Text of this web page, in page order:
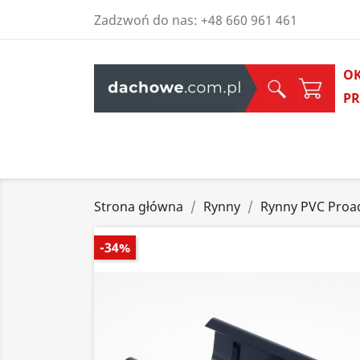
Zadzwoń do nas: +48 660 961 461
Strona główna Rynny Rynny PVC
-34%